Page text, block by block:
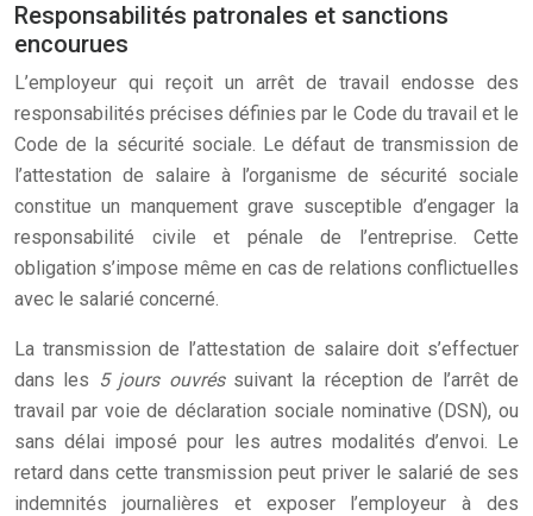
Responsabilités patronales et sanctions
encourues
L’employeur qui reçoit un arrêt de travail endosse des
responsabilités précises définies par le Code du travail et le
Code de la sécurité sociale. Le défaut de transmission de
l’attestation de salaire à l’organisme de sécurité sociale
constitue un manquement grave susceptible d’engager la
responsabilité civile et pénale de l’entreprise. Cette
obligation s’impose même en cas de relations conflictuelles
avec le salarié concerné.
La transmission de l’attestation de salaire doit s’effectuer
dans les 5 jours ouvréssuivant la réception de l’arrêt de
travail par voie de déclaration sociale nominative (DSN), ou
sans délai imposé pour les autres modalités d’envoi. Le
retard dans cette transmission peut priver le salarié de ses
indemnités journalières et exposer l’employeur à des